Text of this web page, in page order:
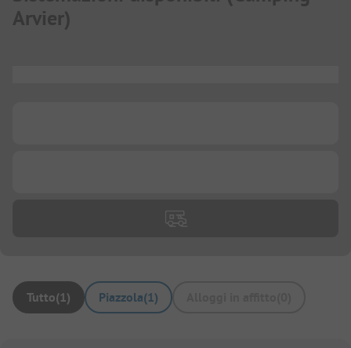
Arvier)
Tutto(1) Piazzola(1)